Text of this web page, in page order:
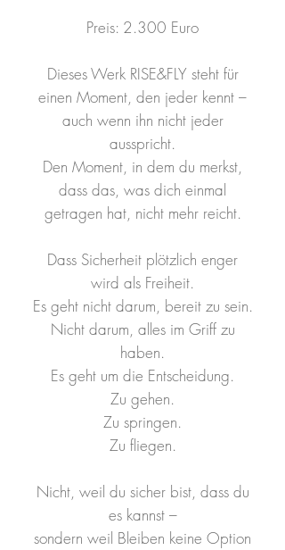
Preis: 2.300 Euro
Dieses Werk RISE&FLY steht für
einen Moment, den jeder kennt –
auch wenn ihn nicht jeder
ausspricht.
Den Moment, in dem du merkst,
dass das, was dich einmal
getragen hat, nicht mehr reicht.
Dass Sicherheit plötzlich enger
wird als Freiheit.
Es geht nicht darum, bereit zu sein.
Nicht darum, alles im Griff zu
haben.
Es geht um die Entscheidung.
Zu gehen.
Zu springen.
Zu fliegen.
Nicht, weil du sicher bist, dass du
es kannst –
sondern weil Bleiben keine Option